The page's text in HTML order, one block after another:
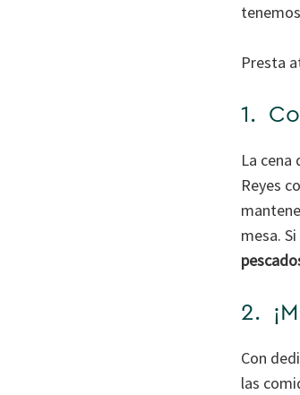
tenemos
Presta
1.
La cena
Reyes
mesa.
2.
Con
las